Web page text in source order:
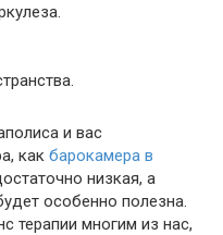
и вас
как барокамера в
низкая, а
особенно полезна.
терапии многим из нас,